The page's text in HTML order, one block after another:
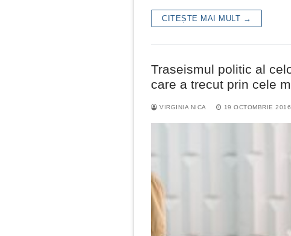
CITEȘTE MAI MULT →
Traseismul politic al
care a trecut prin cele
VIRGINIA NICA 19 OCTOMBRIE 2016